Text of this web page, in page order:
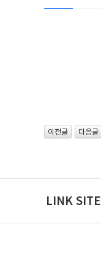
이전글 다음글
LINK SITE